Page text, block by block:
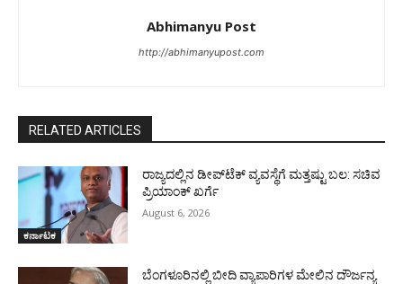
Abhimanyu Post
http://abhimanyupost.com
RELATED ARTICLES
ಕರ್ನಾಟಕ
ರಾಜ್ಯದಲ್ಲಿನ ಡೀಪ್‌ಟೆಕ್‌ ವ್ಯವಸ್ಥೆಗೆ ಮತ್ತಷ್ಟು ಬಲ: ಸಚಿವ
ಪ್ರಿಯಾಂಕ್ ಖರ್ಗೆ
August 6, 2026
ಬೆಂಗಳೂರಿನಲ್ಲಿ ಬೀದಿ ವ್ಯಾಪಾರಿಗಳ ಮೇಲಿನ ದೌರ್ಜನ್ಯ